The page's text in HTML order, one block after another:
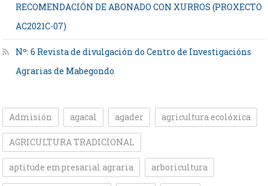
RECOMENDACIÓN DE ABONADO CON XURROS (PROXECTO
AC2021C-07)
Nº: 6 Revista de divulgación do Centro de Investigacións
Agrarias de Mabegondo
Admisión agacal agader agricultura ecolóxica
AGRICULTURA TRADICIONAL
aptitude empresarial agraria arboricultura